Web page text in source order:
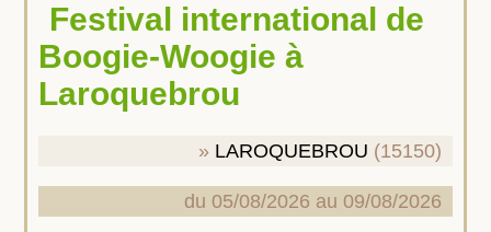
Festival international de
Boogie-Woogie à
Laroquebrou
LAROQUEBROU (15150)
du 05/08/2026 au 09/08/2026